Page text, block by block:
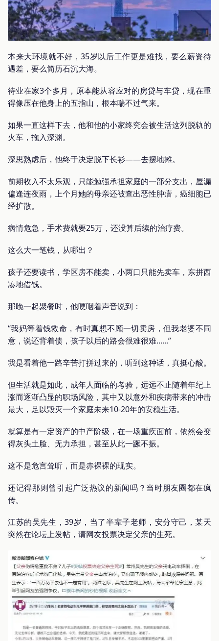
本来大环境就不好，35岁以后工作更是难找，要么薪资待
遇差，要么简历石沉大海。
待业在家3个多月，原本能从容应对的房贷与车贷，现在重
得像压在他身上的五指山，根本喘不过气来。
如果一直这样下去，他和他的小家终究会被生活这列脱轨的
火车，拖入深渊。
深思熟虑后，他终于决定脱下长衫——去摆地摊。
前期收入不太乐观，只能勉强承担家庭的一部分支出，屋漏
偏逢连夜雨，上个月她的母亲还被查出恶性肿瘤，癌细胞已
经扩散。
病情危急，手术费就要25万，还没算后续的治疗费。
这么大一笔钱，从哪出？
孩子还要读书，学区房不能卖，小两口只能先卖车，东拼西
凑地借钱。
那晚一起聚餐时，他哽咽着声音说到：
“我妈等着钱救命，有时真想不顾一切卖房，但我老婆不同
意，说还背着债，孩子以后的路会很难很难......”
我是看着他一路辛苦打拼过来的，听到这种话，真挺心酸。
但生活就是如此，成年人面临的考验，远远不止随着年纪上
涨而逐渐凸显的职场风险，其中又以意外和疾病带来的冲击
最大，足以毁灭一个家庭未来10-20年的安稳生活。
就算是有一定资产的中产阶级，在一场重疾面前，依然会变
得灰头土脸、无力承担，甚至从此一蹶不振。
这不是危言耸听，而是赤裸裸的现实。
还记得那则曾引起广泛热议的新闻吗？当时朋友圈都在疯
传。
江苏的吴先生，39岁，当了半辈子老师，安分守己，某天
突然在论坛上发帖，请网友投票决定父亲的生死。